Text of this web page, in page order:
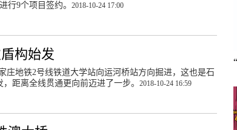
行9个项目签约。 2018-10-24 17:00
构始发
庄地铁2号线铁道大学站向运河桥站方向掘进，这也是石
距离全线贯通更向前迈进了一步。 2018-10-24 16:59